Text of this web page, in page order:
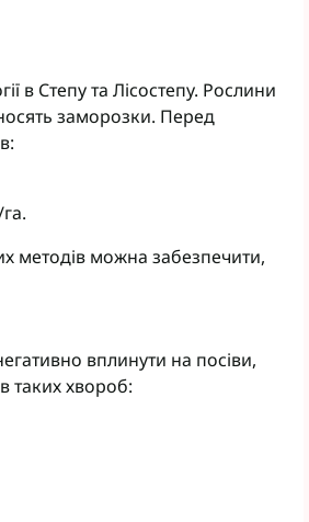
в Степу та Лісостепу. Рослини
заморозки. Перед
методів можна забезпечити,
вплинути на посіви,
таких хвороб: